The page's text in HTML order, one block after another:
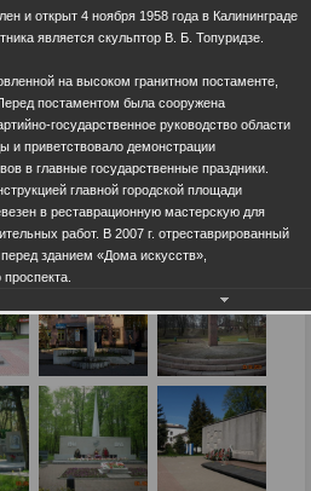
и открыт 4 ноября 1958 года в Калининграде
является скульптор В. Б. Топуридзе.
на высоком гранитном постаменте,
постаментом была сооружена
государственное руководство области
и приветствовало демонстрации
в главные государственные праздники.
главной городской площади
в реставрационную мастерскую для
работ. В 2007 г. отреставрированный
зданием «Дома искусств»,